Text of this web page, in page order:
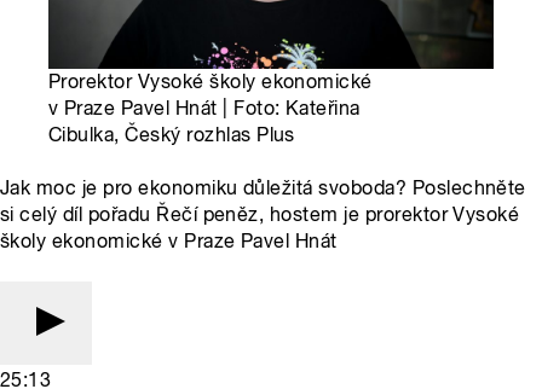
Prorektor Vysoké školy ekonomické
v Praze Pavel Hnát | Foto: Kateřina
Cibulka, Český rozhlas Plus
Jak moc je pro ekonomiku důležitá svoboda? Poslechněte
si celý díl pořadu Řečí peněz, hostem je prorektor Vysoké
školy ekonomické v Praze Pavel Hnát
25:13